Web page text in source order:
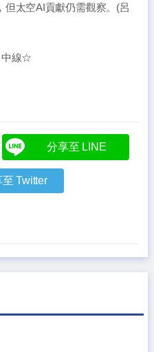
但太空AI貢獻仍需觀察。(呂
中線☆
分享至 LINE
Twitter